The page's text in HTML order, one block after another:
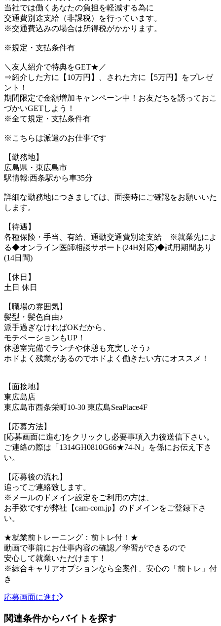
当社では働くあなたの負担を軽減する為に
交通費別途支給（非課税）を行っています。
※交通費込みの場合は所得税がかかります。
※規定・支払条件有
＼友人紹介で特典をGET★／
⇒紹介した方に【10万円】、された方に【5万円】をプレゼ
ント！
期間限定で金額増加キャンペーン中！お友だちを誘っておこ
づかいGETしよう！
※全て規定・支払条件有
※こちらは派遣のお仕事です
【勤務地】
広島県・東広島市
駅情報:西条駅から車35分
詳細な勤務地につきましては、面接時にご確認をお願いいた
します。
【待遇】
各種保険・手当、有給、通勤交通費別途支給 ※就業先によ
る◆オンライン医師相談サポート(24H対応)◆試用期間あり
(14日間)
【休日】
土日 休日
【職場の雰囲気】
髪型・髪色自由♪
派手過ぎなければOKだから、
モチベーションもUP！
休憩室完備でランチや休憩も充実しそう♪
ホドよく残業があるのでホドよく働きたい方にオススメ！
【面接地】
東広島店
東広島市西条栄町10-30 東広島SeaPlace4F
【応募方法】
[応募画面に進む]をクリックし必要事項入力後送信下さい。
ご連絡の際は「1314GH0810G66★74-N」を係にお伝え下さ
い。
【応募後の流れ】
追ってご連絡致します。
※メールのドメイン設定をご利用の方は、
お手数ですが弊社【cam-com.jp】のドメインをご登録下さ
い。
★就業前トレーニング：前トレ付！★
動画で事前にお仕事内容の確認／学習ができるので
安心して就業いただけます！
※綜合キャリアオプションなら全案件、安心の「前トレ」付
き
応募画面に進む
関連条件からバイトを探す